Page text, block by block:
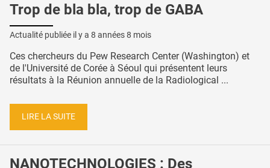
Trop de bla bla, trop de GABA
Actualité publiée il y a 8 années 8 mois
Ces chercheurs du Pew Research Center (Washington) et
de l'Université de Corée à Séoul qui présentent leurs
résultats à la Réunion annuelle de la Radiological ...
LIRE LA SUITE
NANOTECHNOLOGIES : Des